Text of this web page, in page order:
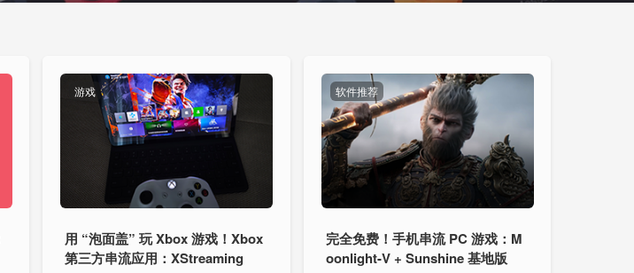
游戏
用 “泡面盖” 玩 Xbox 游戏！Xbox
第三方串流应用：XStreaming
软件推荐
完全免费！手机串流 PC 游戏：M
oonlight-V + Sunshine 基地版